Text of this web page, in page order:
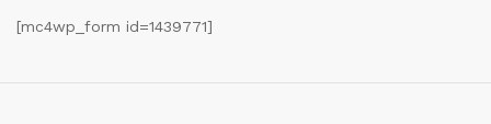
[mc4wp_form id=1439771]